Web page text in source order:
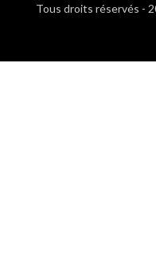
Tous droits réservés -